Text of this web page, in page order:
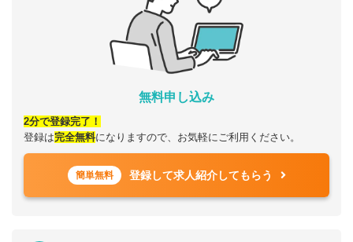
無料申し込み
2分で登録完了！
登録は完全無料になりますので、お気軽にご利用ください。
簡単無料 登録して求人紹介してもらう